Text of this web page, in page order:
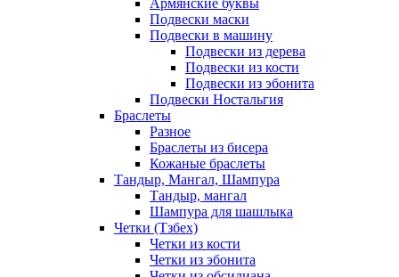
Армянские буквы
Подвески маски
Подвески в машину
Подвески из дерева
Подвески из кости
Подвески из эбонита
Подвески Ностальгия
Браслеты
Разное
Браслеты из бисера
Кожаные браслеты
Тандыр, Мангал, Шампура
Тандыр, мангал
Шампура для шашлыка
Четки (Тзбех)
Четки из кости
Четки из эбонита